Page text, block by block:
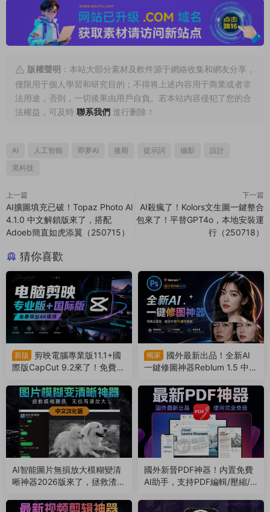
版權聲明 ：本站大部分素材及軟件源于網絡收集和網友分享，
僅限用于個人學習和研究目的；不得将上述内容用于商業或者非
法用途，否則，一切後果由用戶自負。若本站内容侵犯了您的合
法權益，可及時 聯系我們 進行删除！
AI 人工智能 即夢AI 後期 提示詞 攝影
設計
黑科技
上一篇
AI擴圖填充已破！Topaz Photo AI
4.1.0 中文解鎖版來了，搭配
Adoeb簡直如虎添翼（250715）
下一篇
AI殺瘋了！Kolors文生圖一鍵整合
包來了！平替GPT4o，本地安裝運
行（250718）
猜你喜歡
新版
剪映電腦專業版11.1+國
際版CapCut 9.2來了！免費導
通（260804）
獨家
國外最新出品！全新AI
一鍵修圖神器Reblum 1.5 中文
雙手（260803）
AI智能圖片無損放大模糊變清
晰神器2026版來了，拯救渣畫
802）
國外新晉PDF神器！内置免費
AI助手，支持PDF編輯/壓縮/